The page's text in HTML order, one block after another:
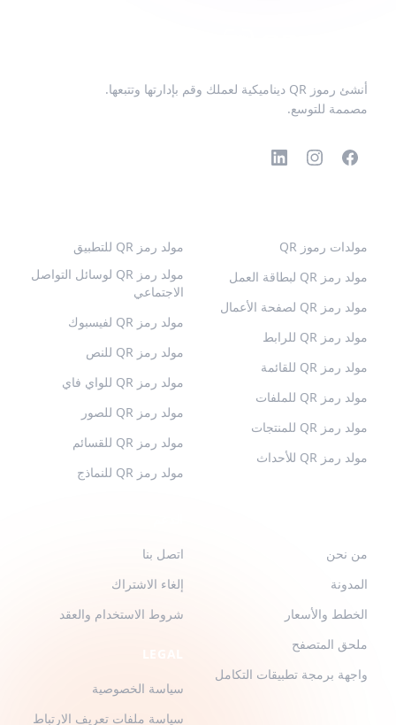
أنشئ رموز QR ديناميكية لعملك وقم بإدارتها وتتبعها.
مصممة للتوسع.
مولدات رموز QR
مولد رمز QR لبطاقة العمل
مولد رمز QR لصفحة الأعمال
مولد رمز QR للرابط
مولد رمز QR للقائمة
مولد رمز QR للملفات
مولد رمز QR للمنتجات
مولد رمز QR للأحداث
مولد رمز QR للتطبيق
مولد رمز QR لوسائل التواصل
الاجتماعي
مولد رمز QR لفيسبوك
مولد رمز QR للنص
مولد رمز QR للواي فاي
مولد رمز QR للصور
مولد رمز QR للقسائم
مولد رمز QR للنماذج
من نحن
المدونة
الخطط والأسعار
ملحق المتصفح
واجهة برمجة تطبيقات التكامل
اتصل بنا
إلغاء الاشتراك
شروط الاستخدام والعقد
سياسة الخصوصية
سياسة ملفات تعريف الارتباط